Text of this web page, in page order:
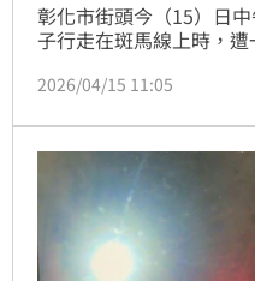
彰化市街頭今（15）日
子行走在斑馬線上時，
流眼看就要綠燈起步，路
擋車」，成功攔截後方
壓。
2026/04/15 11:05